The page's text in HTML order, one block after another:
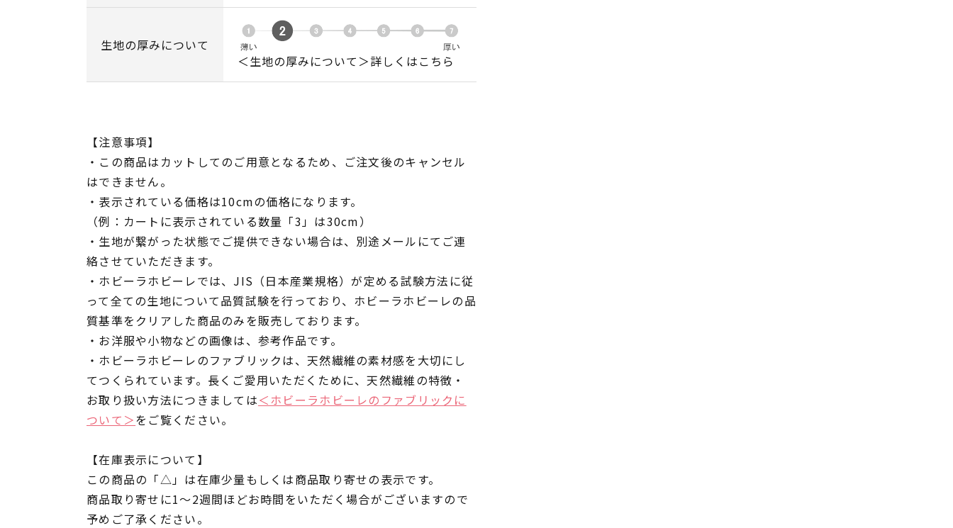
生地の厚みについて
＜生地の厚みについて＞詳しくはこちら
【注意事項】
・この商品はカットしてのご用意となるため、ご注文後のキャンセル
はできません。
・表示されている価格は10cmの価格になります。
（例：カートに表示されている数量「3」は30cm）
・生地が繋がった状態でご提供できない場合は、別途メールにてご連
絡させていただきます。
・ホビーラホビーレでは、JIS（日本産業規格）が定める試験方法に従
って全ての生地について品質試験を行っており、ホビーラホビーレの品
質基準をクリアした商品のみを販売しております。
・お洋服や小物などの画像は、参考作品です。
・ホビーラホビーレのファブリックは、天然繊維の素材感を大切にし
てつくられています。長くご愛用いただくために、天然繊維の特徴・
お取り扱い方法につきましては＜ホビーラホビーレのファブリックに
ついて＞をご覧ください。
【在庫表示について】
この商品の「△」は在庫少量もしくは商品取り寄せの表示です。
商品取り寄せに1～2週間ほどお時間をいただく場合がございますので
予めご了承ください。